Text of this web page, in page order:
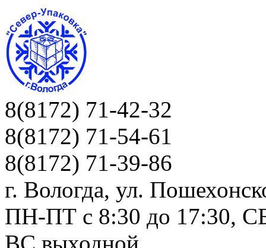
8(8172) 71-42-32
8(8172) 71-54-61
8(8172) 71-39-86
г. Вологда, ул.
ПН-ПТ c 8:30 до 17:30,